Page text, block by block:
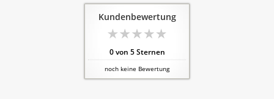
Kundenbewertung
0von 5Sternen
noch keine Bewertung